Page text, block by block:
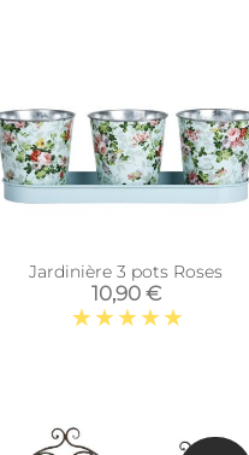
Jardinière 3 pots Roses
10,90 €